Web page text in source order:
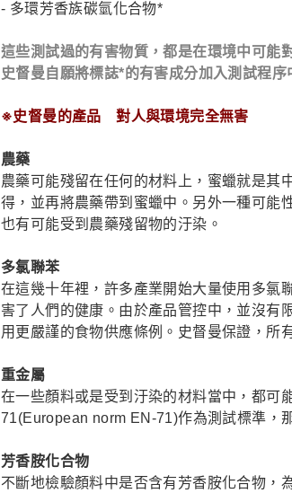
- 多環芳香族碳氫化合物*
這些測試過的有害物質，都是在環境中可能
史督曼自願將標誌*的有害成分加入測試程序
※史督曼的產品 對人與環境完全無害
農藥
農藥可能殘留在任何的材料上，蜜蠟就是其
得，並再將農藥帶到蜜蠟中。另外一種可能
也有可能受到農藥殘留物的汙染。
多氯聯苯
在這幾十年裡，許多產業開始大量使用多氯
害了人們的健康。由於產品管控中，並沒有
用更嚴謹的食物供應條例。史督曼保證，所
重金屬
在一些顏料或是受到汙染的材料當中，都可
71(European norm EN-71)作為測試標準，
芳香胺化合物
不斷地檢驗顏料中是否含有芳香胺化合物，